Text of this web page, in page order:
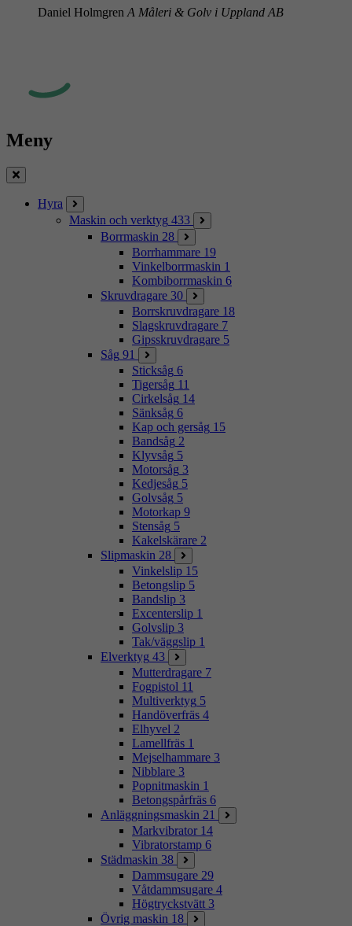
Daniel Holmgren A Måleri & Golv i Uppland AB
Meny
Stäng
Hyra
Maskin och verktyg 433
Borrmaskin 28
Borrhammare 19
Vinkelborrmaskin 1
Kombiborrmaskin 6
Skruvdragare 30
Borrskruvdragare 18
Slagskruvdragare 7
Gipsskruvdragare 5
Såg 91
Sticksåg 6
Tigersåg 11
Cirkelsåg 14
Sänksåg 6
Kap och gersåg 15
Bandsåg 2
Klyvsåg 5
Motorsåg 3
Kedjesåg 5
Golvsåg 5
Motorkap 9
Stensåg 5
Kakelskärare 2
Slipmaskin 28
Vinkelslip 15
Betongslip 5
Bandslip 3
Excenterslip 1
Golvslip 3
Tak/väggslip 1
Elverktyg 43
Mutterdragare 7
Fogpistol 11
Multiverktyg 5
Handöverfräs 4
Elhyvel 2
Lamellfräs 1
Mejselhammare 3
Nibblare 3
Popnitmaskin 1
Betongspårfräs 6
Anläggningsmaskin 21
Markvibrator 14
Vibratorstamp 6
Städmaskin 38
Dammsugare 29
Våtdammsugare 4
Högtryckstvätt 3
Övrig maskin 18